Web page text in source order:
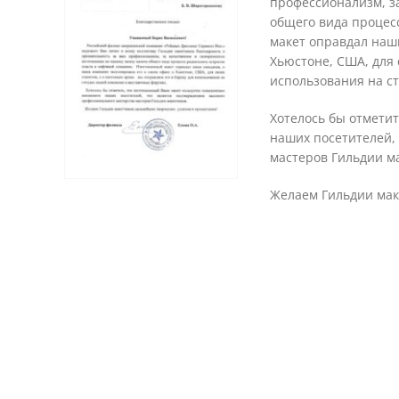
общего вида
макет оправдал
Хьюстоне, США, для
использования на
Хотелось бы
наших
мастеров Гильдии
Желаем Гильдии